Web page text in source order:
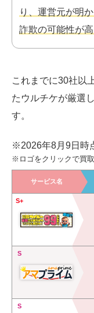
り、運営元が明
詐欺の可能性が
これまでに30社以
たウルチケが厳選
す。
※2026年8月9日時
※ロゴをクリックで買
サービス名
S+
S
S